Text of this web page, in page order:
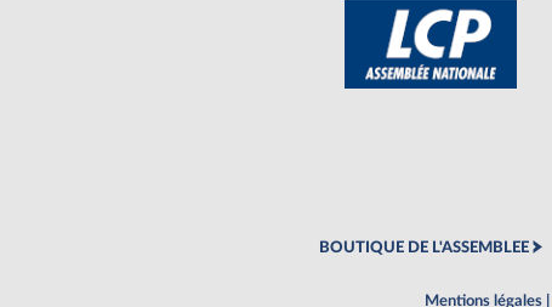
BOUTIQUE DE L'ASSEMBLEE
Mentions légales